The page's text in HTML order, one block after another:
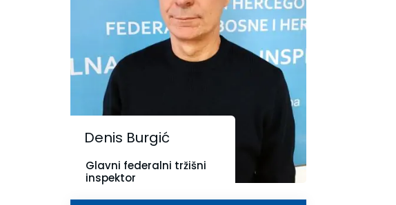
Denis Burgić
Glavni federalni tržišni
inspektor